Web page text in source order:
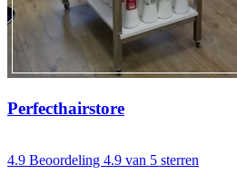
Perfecthairstore
4.9 Beoordeling 4.9 van 5 sterren